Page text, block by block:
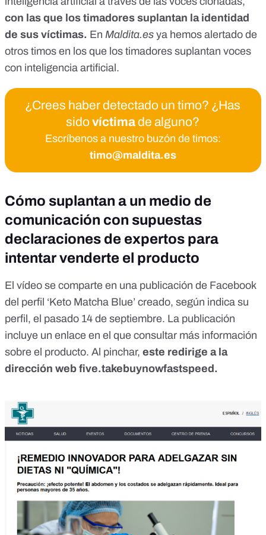
con las que los timadores suplantan la identidad
de sus víctimas. En Maldita.es ya hemos alertado de
otros timos en los que los timadores suplantan voces
con inteligencia artificial.
¿Crees haber detectado un timo? ¿Has
sidovíctimade alguno?
Escríbenos a nuestro buzón de timos:
timo@maldita.es
Cómo suplantan a un medio de
comunicación con supuestas
declaraciones de expertos para
intentar venderte el producto
El vídeo se comparte en una publicación de Facebook
del perfil ‘Keto Matcha Blue’ creado, según indica su
perfil, el pasado 14 de septiembre. La publicación
incluye un enlace en el que consultar más información
sobre el producto. Al pinchar, este redirige a la
dirección web five.takebuynowfastspeed.